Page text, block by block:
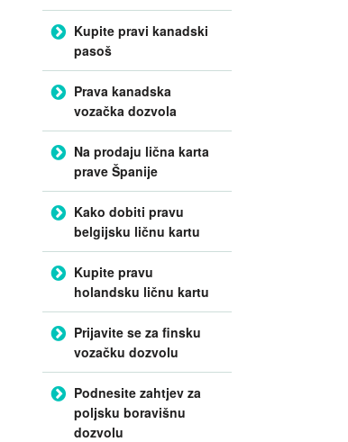
Kupite pravi kanadski
pasoš
Prava kanadska
vozačka dozvola
Na prodaju lična karta
prave Španije
Kako dobiti pravu
belgijsku ličnu kartu
Kupite pravu
holandsku ličnu kartu
Prijavite se za finsku
vozačku dozvolu
Podnesite zahtjev za
poljsku boravišnu
dozvolu